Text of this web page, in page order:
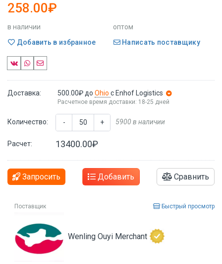
258.00₽
в наличии
оптом
Добавить в избранное
Написать поставщику
Доставка: 500.00₽ до Ohio с Enhof Logistics
Расчетное время доставки: 18-25 дней
Количество: - + 5900 в наличии
Расчет: 13400.00₽
Запросить Добавить Сравнить
Поставщик Быстрый просмотр
Wenling Ouyi Merchant